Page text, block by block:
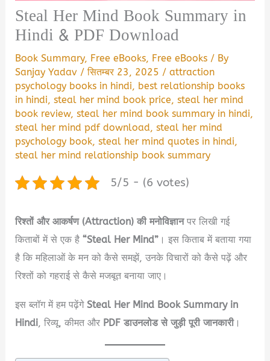
Steal Her Mind Book Summary in
Hindi & PDF Download
Book Summary, Free eBooks, Free eBooks / By
Sanjay Yadav /सितम्बर 23, 2025 /attraction
psychology books in hindi, best relationship books
in hindi,steal her mind book price,steal her mind
book review,steal her mind book summary in hindi,
steal her mind pdf download,steal her mind
psychology book,steal her mind quotes in hindi,
steal her mind relationship book summary
5/5 - (6 votes)
रिश्तों और आकर्षण (Attraction) की मनोविज्ञानपर लिखी गई
किताबों में से एक है“Steal Her Mind” । इस किताब में बताया गया
है कि महिलाओं के मन को कैसे समझें, उनके विचारों को कैसे पढ़ें और
रिश्तों को गहराई से कैसे मजबूत बनाया जाए।
इस ब्लॉग में हम पढ़ेंगेSteal Her Mind Book Summary in
Hindi, रिव्यू, कीमत और PDF डाउनलोड से जुड़ी पूरी जानकारी।